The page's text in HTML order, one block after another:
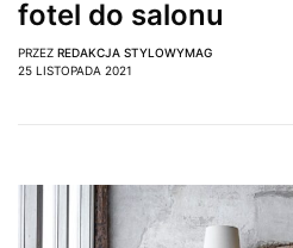
fotel do salonu
PRZEZ REDAKCJA STYLOWYMAG
25 LISTOPADA 2021